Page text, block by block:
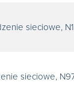
sieciowe,
sieciowe,